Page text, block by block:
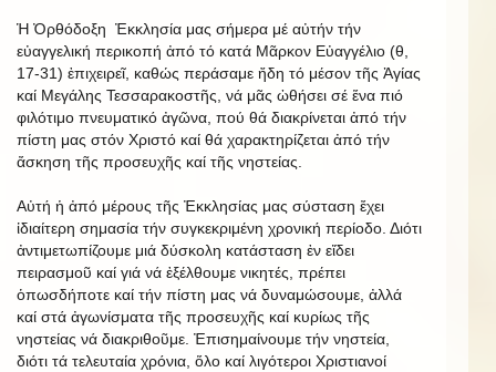
Ἡ Ὀρθόδοξη Ἐκκλησία μας σήμερα μέ αὐτήν τήν
εὐαγγελική περικοπή ἀπό τό κατά Μᾶρκον Εὐαγγέλιο (θ,
17-31) ἐπιχειρεῖ, καθώς περάσαμε ἤδη τό μέσον τῆς Ἁγίας
καί Μεγάλης Τεσσαρακοστῆς, νά μᾶς ὠθήσει σέ ἕνα πιό
φιλότιμο πνευματικό ἀγῶνα, πού θά διακρίνεται ἀπό τήν
πίστη μας στόν Χριστό καί θά χαρακτηρίζεται ἀπό τήν
ἄσκηση τῆς προσευχῆς καί τῆς νηστείας.
Αὐτή ἡ ἀπό μέρους τῆς Ἐκκλησίας μας σύσταση ἔχει
ἰδιαίτερη σημασία τήν συγκεκριμένη χρονική περίοδο. Διότι
ἀντιμετωπίζουμε μιά δύσκολη κατάσταση ἐν εἴδει
πειρασμοῦ καί γιά νά ἐξέλθουμε νικητές, πρέπει
ὁπωσδήποτε καί τήν πίστη μας νά δυναμώσουμε, ἀλλά
καί στά ἀγωνίσματα τῆς προσευχῆς καί κυρίως τῆς
νηστείας νά διακριθοῦμε. Ἐπισημαίνουμε τήν νηστεία,
διότι τά τελευταία χρόνια, ὅλο καί λιγότεροι Χριστιανοί